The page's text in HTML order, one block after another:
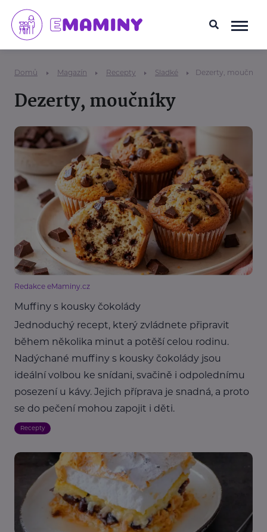
Domů Magazín Recepty Sladké Dezerty, moučníky
Dezerty, moučníky
Redakce eMaminy.cz
Muffiny s kousky čokolády
Jednoduchý recept, který zvládnete připravit
během několika minut a potěší celou rodinu.
Nadýchané muffiny s kousky čokolády jsou
ideální volbou ke snídani, svačině i odpolednímu
posezení u kávy. Jejich příprava je snadná, a proto
se do pečení mohou zapojit i děti.
Recepty